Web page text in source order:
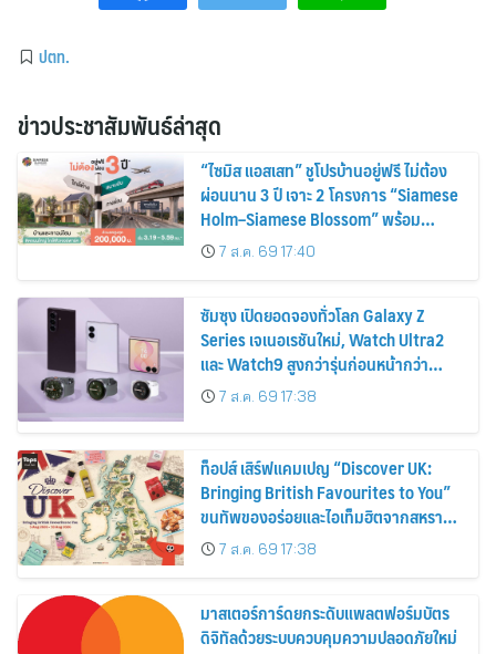
ปตท.
ข่าวประชาสัมพันธ์ล่าสุด
“ไซมิส แอสเสท” ชูโปรบ้านอยู่ฟรี ไม่ต้อง
ผ่อนนาน 3 ปี เจาะ 2 โครงการ “Siamese
Holm–Siamese Blossom” พร้อม
ส่วนลดและสิทธิพิเศษถึง 31 สิงหาคม
2569
7 ส.ค. 69 17:40
ซัมซุง เปิดยอดจองทั่วโลก Galaxy Z
Series เจเนอเรชันใหม่, Watch Ultra2
และ Watch9 สูงกว่ารุ่นก่อนหน้ากว่า
30%7 ส.ค. 69 17:38
ท็อปส์ เสิร์ฟแคมเปญ “Discover UK:
Bringing British Favourites to You”
ขนทัพของอร่อยและไอเท็มฮิตจากสหราช
อาณาจักร ส่งตรงถึงมือตั้งแต่วันนี้ – 18
สิงหาคมนี้
7 ส.ค. 69 17:38
มาสเตอร์การ์ดยกระดับแพลตฟอร์มบัตร
ดิจิทัลด้วยระบบควบคุมความปลอดภัยใหม่